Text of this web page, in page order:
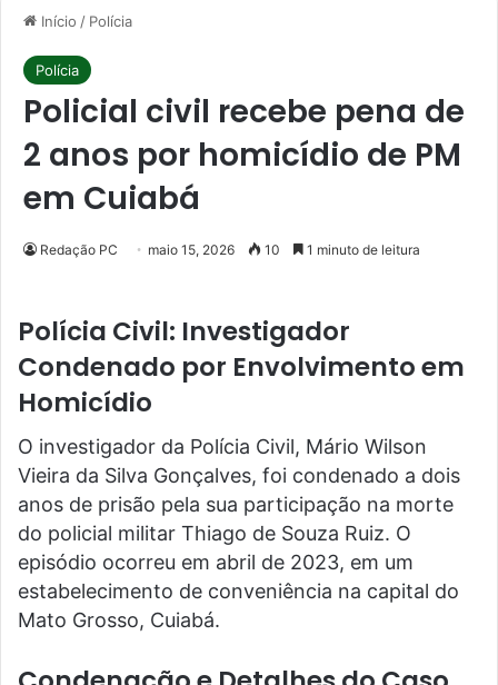
Início / Polícia
Polícia
Policial civil recebe pena de
2 anos por homicídio de PM
em Cuiabá
Redação PC maio 15, 2026 10 1 minuto de leitura
Polícia Civil: Investigador
Condenado por Envolvimento em
Homicídio
O investigador da Polícia Civil, Mário Wilson
Vieira da Silva Gonçalves, foi condenado a dois
anos de prisão pela sua participação na morte
do policial militar Thiago de Souza Ruiz. O
episódio ocorreu em abril de 2023, em um
estabelecimento de conveniência na capital do
Mato Grosso, Cuiabá.